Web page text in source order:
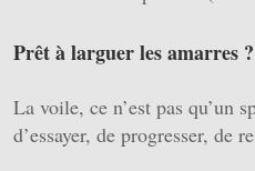
Prêt à larguer les amarres ?
La voile, ce n’est pas qu’un
d’essayer, de progresser, de